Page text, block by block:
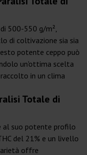
500-550 g/m²,
di coltivazione sia sia
potente ceppo può
un'ottima scelta
in un clima
Totale di
al suo potente profilo
del 21% e un livello
offre